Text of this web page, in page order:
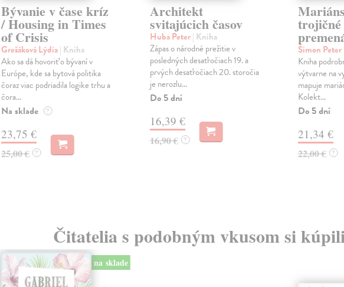
Bývanie v čase kríz
/ Housing in Times
of Crisis
Grešáková Lýdia| Kniha
Ako sa dá hovoriť o bývaní v
Európe, kde sa bytová politika
čoraz viac podriadila logike trhu a
čora...
Na sklade ?
23,75 €
25,00 € ?
Architekt
svitajúcich časov
Huba Peter| Kniha
Zápas o národné prežitie v
posledných desaťročiach 19. a
prvých desaťročiach 20. storočia
je nerozlu...
Do 5 dní
16,39 €
16,90 € ?
Šimon Peter
Kniha
výtvarne na
mapuje
Kolekt...
Do 5 dní
21,34 €
22,00 € ?
Čitatelia s podobným vkusom si
na sklade